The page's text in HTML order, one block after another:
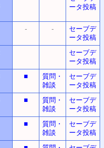
ータ投稿
- -
セーブデ
ータ投稿
セーブデ
ータ投稿
■
質問・
雑談
セーブデ
ータ投稿
■
質問・
雑談
セーブデ
ータ投稿
■
質問・
雑談
セーブデ
ータ投稿